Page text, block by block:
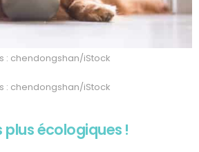
: chendongshan/iStock
: chendongshan/iStock
écologiques !